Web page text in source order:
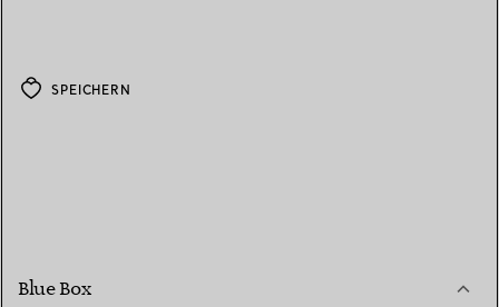
SPEICHERN
Blue Box